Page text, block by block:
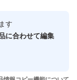
ザーです
た実績があります
す
に合わせて編集